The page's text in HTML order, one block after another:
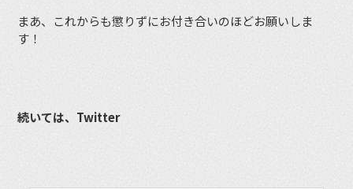
まあ、これからも懲りずにお付き合いのほどお願いしま
す！
続いては、Twitter